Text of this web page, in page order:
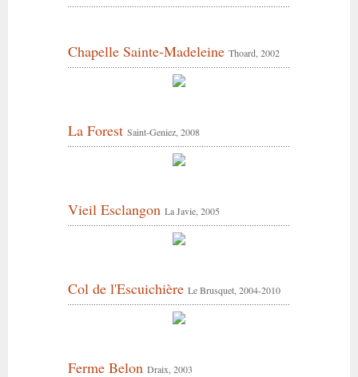
Chapelle Sainte-Madeleine Thoard, 2002
La Forest Saint-Geniez, 2008
Vieil Esclangon La Javie, 2005
Col de l'Escuichière Le Brusquet, 2004-2010
Ferme Belon Draix, 2003